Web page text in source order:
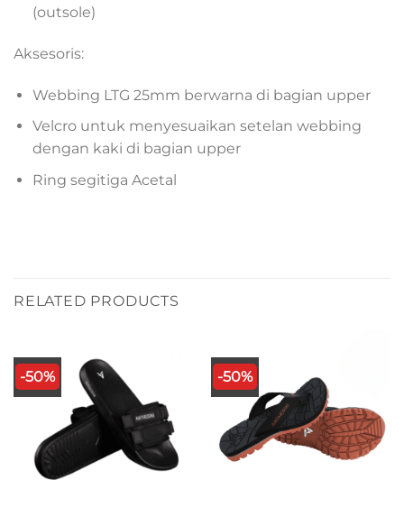
(outsole)
Aksesoris:
Webbing LTG 25mm berwarna di bagian upper
Velcro untuk menyesuaikan setelan webbing
dengan kaki di bagian upper
Ring segitiga Acetal
RELATED PRODUCTS
-50% -50%